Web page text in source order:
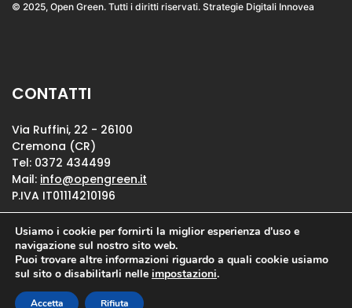
© 2025, Open Green. Tutti i diritti riservati. Strategie Digitali Innovea
CONTATTI
Via Ruffini, 22 - 26100
Cremona (CR)
Tel: 0372 434499
Mail: info@opengreen.it
P.IVA IT01114210196
Privacy Policy
Cookie Policy
Usiamo i cookie per fornirti la miglior esperienza d'uso e
navigazione sul nostro sito web.
Puoi trovare altre informazioni riguardo a quali cookie usiamo
sul sito o disabilitarli nelle impostazioni.
Accetta Rifiuta